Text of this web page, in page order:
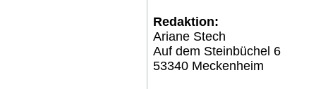
Redaktion:
Ariane Stech
Auf dem Steinbüchel 6
53340 Meckenheim